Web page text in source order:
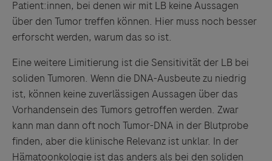
Patient:innen, bei denen wir mit LB keine Aussagen
über den Tumor treffen können. Hier muss noch besser
erforscht werden, warum das so ist.
Eine weitere Limitierung ist die Sensitivität der LB bei
soliden Tumoren. Wenn die DNA-Ausbeute zu niedrig
ist, können keine zuverlässigen Aussagen über das
Vorhandensein des Tumors getroffen werden. Zwar
kann man dann oft noch Tumor-DNA in der Blutprobe
finden, aber die klinische Relevanz ist unklar. In der
Hämatoonkologie ist das anders als bei den soliden
Links zu Websites Dritter werden im Sinne des
Servicegedankens angeboten. Der Herausgeber äußert
keine Meinung über den Inhalt von Websites Dritter und
lehnt ausdrücklich jegliche Verantwortung für
Drittinformationen und deren Verwendung ab.